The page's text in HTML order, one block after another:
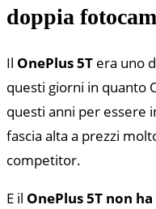
doppia
Il OnePlus 5T era uno
questi giorni in quanto
questi anni per essere
fascia alta a prezzi
competitor.
E il OnePlus 5T non